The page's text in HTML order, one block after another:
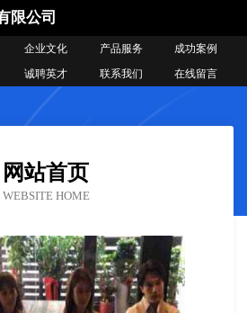
限公司
企业文化 产品服务
成功案例
诚聘英才 联系我们 在线留言
网站首页
WEBSITE HOME